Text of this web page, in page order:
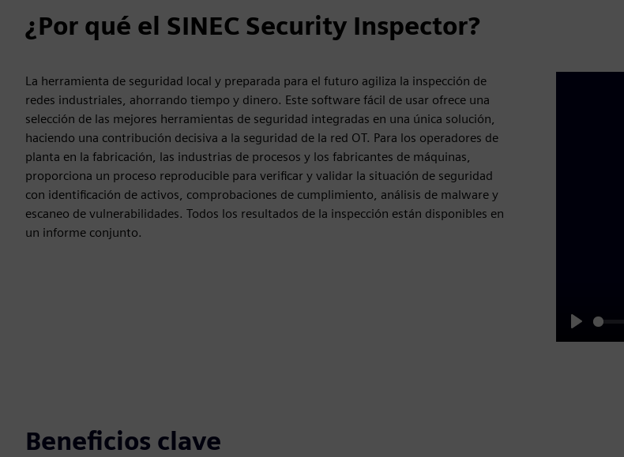
¿Por qué el SINEC Security Inspector?
La herramienta de seguridad local y preparada para el futuro agiliza la inspección de
redes industriales, ahorrando tiempo y dinero. Este software fácil de usar ofrece una
selección de las mejores herramientas de seguridad integradas en una única solución,
haciendo una contribución decisiva a la seguridad de la red OT. Para los operadores de
planta en la fabricación, las industrias de procesos y los fabricantes de máquinas,
proporciona un proceso reproducible para verificar y validar la situación de seguridad
con identificación de activos, comprobaciones de cumplimiento, análisis de malware y
escaneo de vulnerabilidades. Todos los resultados de la inspección están disponibles en
un informe conjunto.
Play
Beneficios clave